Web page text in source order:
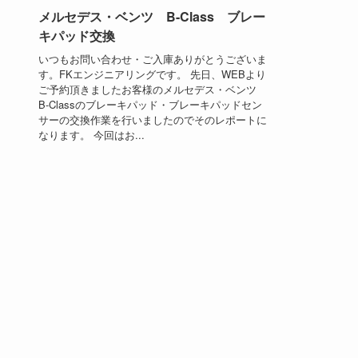
メルセデス・ベンツ B-Class ブレー
キパッド交換
いつもお問い合わせ・ご入庫ありがとうございま
す。FKエンジニアリングです。 先日、WEBより
ご予約頂きましたお客様のメルセデス・ベンツ
B-Classのブレーキパッド・ブレーキパッドセン
サーの交換作業を行いましたのでそのレポートに
なります。 今回はお...